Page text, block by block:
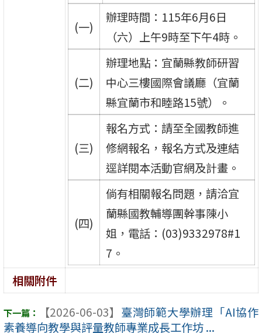
(一)
辦理時間：115年6月6日
（六）上午9時至下午4時。
(二)
辦理地點：宜蘭縣教師研習
中心三樓國際會議廳（宜蘭
縣宜蘭市和睦路15號）。
(三)
報名方式：請至全國教師進
修網報名，報名方式及連結
逕詳閱本活動官網及計畫。
(四)
倘有相關報名問題，請洽宜
蘭縣國教輔導團幹事陳小
姐，電話：(03)9332978#1
7。
相關附件
【2026-06-03】 臺灣師範大學辦理「AI協作
素養導向教學與評量教師專業成長工作坊 ...